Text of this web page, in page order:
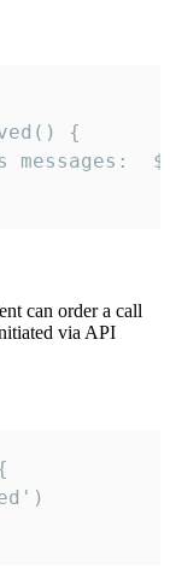
{
can order a call
via API